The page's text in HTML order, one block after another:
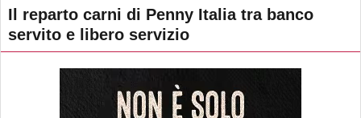
Il reparto carni di Penny Italia tra banco
servito e libero servizio